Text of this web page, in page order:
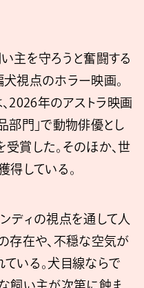
主を守ろうと奮闘する
視点のホラー映画。
2026年のアストラ映画
部門」で動物俳優とし
賞した。そのほか、世
している。
ディの視点を通して人
存在や、不穏な空気が
いる。犬目線ならで
飼い主が次第に蝕ま